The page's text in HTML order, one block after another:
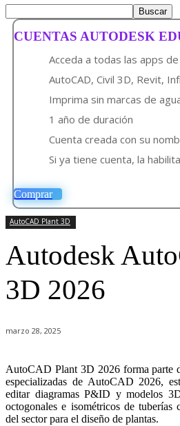
CUENTAS AUTODESK
Acceda a todas las apps
AutoCAD, Civil 3D, Revit,
Imprima sin marcas de
1 año de duración
Cuenta creada con su
Si ya tiene cuenta, la
Comprar
AutoCAD Plant 3D
Autodesk
3D 2026
marzo 28, 2025
AutoCAD Plant 3D 2026 forma parte
especializadas de AutoCAD 2026,
editar diagramas P&ID y modelos
octogonales e isométricos de tuberías
del sector para el diseño de plantas.